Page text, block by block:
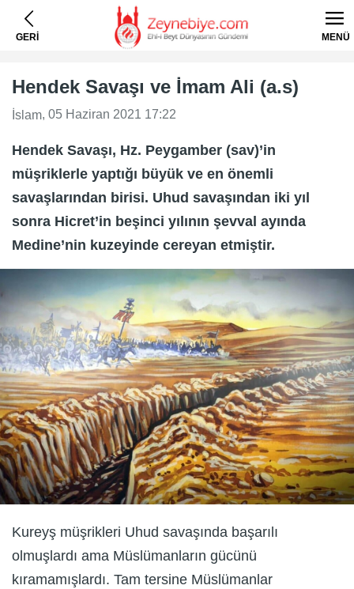
GERİ MENÜ
Hendek Savaşı ve İmam Ali (a.s)
İslam, 05 Haziran 2021 17:22
Hendek Savaşı, Hz. Peygamber (sav)’in
müşriklerle yaptığı büyük ve en önemli
savaşlarından birisi. Uhud savaşından iki yıl
sonra Hicret’in beşinci yılının şevval ayında
Medine’nin kuzeyinde cereyan etmiştir.
Kureyş müşrikleri Uhud savaşında başarılı
olmuşlardı ama Müslümanların gücünü
kıramamışlardı. Tam tersine Müslümanlar